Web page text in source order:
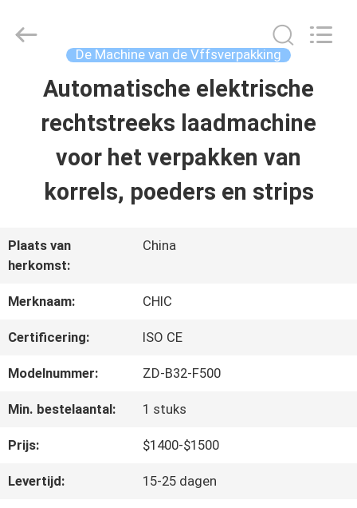
HUIS
PRODUCTEN
OVER
ONS
FABRIEKSTOCHT
NEEM
CONTACT
MET
Machinery
De Machine van de Vffsverpakking
Automatische elektrische
rechtstreeks laadmachine
voor het verpakken van
korrels, poeders en strips
Plaats van
herkomst:
China
Merknaam: CHIC
Certificering: ISO CE
Modelnummer: ZD-B32-F500
Min. bestelaantal: 1 stuks
Prijs: $1400-$1500
Levertijd: 15-25 dagen